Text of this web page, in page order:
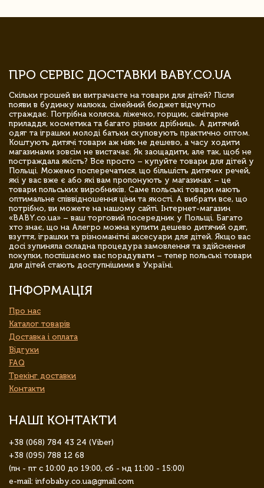
ПРО СЕРВІС ДОСТАВКИ BABY.CO.UA
Скільки грошей ви витрачаєте на товари для дітей? Після
появи в будинку малюка, сімейний бюджет відчутно
страждає. Потрібна коляска, ліжечко, горщик, санітарне
приладдя, косметика та багато різних дрібниць. А дитячий
одяг та іграшки молоді батьки скуповують практично оптом.
Коштують дитячі товари аж ніяк не дешево, а часу ходити
магазинами зовсім не вистачає. Як заощадити, але так, щоб не
постраждала якість? Все просто – купуйте товари для дітей у
Польщі. Можемо посперечатися, що більшість дитячих речей,
які у вас вже є або які вам пропонують у магазинах – це
товари польських виробників. Саме польські товари мають
оптимальне співвідношення ціни та якості. А вибрати все, що
потрібно, ви можете на нашому сайті. Інтернет-магазин
«BABY.co.ua» – ваш торговий посередник у Польщі. Багато
хто знає, що на Алегро можна купити дешево дитячий одяг,
взуття, іграшки та різноманітні аксесуари для дітей. Якщо вас
досі зупиняла складна процедура замовлення та здійснення
покупки, поспішаємо вас порадувати – тепер польські товари
для дітей стають доступнішими в Україні.
ІНФОРМАЦІЯ
Про нас
Каталог товарів
Доставка і оплата
Відгуки
FAQ
Трекінг доставки
Контакти
НАШІ КОНТАКТИ
+38 (068) 784 43 24 (Viber)
+38 (095) 788 12 68
(пн - пт с 10:00 до 19:00, сб - нд 11:00 - 15:00)
e-mail: infobaby.co.ua@gmail.com